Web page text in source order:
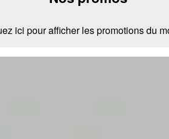
ici pour afficher les promotions du